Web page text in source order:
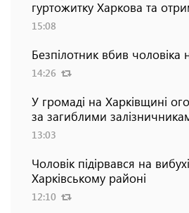
гуртожитку Харкова та
15:08
Безпілотник вбив чоловіка
14:26
У громаді на Харківщині
за загиблими
13:03
Чоловік підірвався на
Харківському районі
12:10